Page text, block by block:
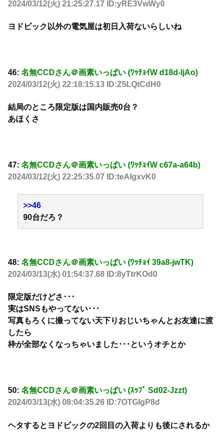
2024/03/12(火) 21:25:27.17 ID:yRE3VwWy0
ヨドビック以外の電気屋は初日入荷ないらしいね
46: 名無CCDさん＠画素いっぱい (ﾜｯﾁｮｲW d18d-ljAo)
2024/03/12(火) 22:18:15.13 ID:Z5LQtCdH0
結局のところ限定版は国内販売0台？
あほくさ
47: 名無CCDさん＠画素いっぱい (ﾜｯﾁｮｲW c67a-a64b)
2024/03/12(火) 22:25:35.07 ID:teAIgxvK0
>>46
90台だろ？
48: 名無CCDさん＠画素いっぱい (ﾜｯﾁｮｲ 39a8-jwTK)
2024/03/13(水) 01:54:37.68 ID:8yTtrKOd0
限定版だけどさ･･･
実はSNSもやってない･･･
写真もろくに撮ってない天下りおじいちゃんとお友達に渡
したら
枠が全部なくなっちゃいました･･･というオチとか
50: 名無CCDさん＠画素いっぱい (ｽｯﾌﾟ Sd02-Jzzt)
2024/03/13(水) 08:04:35.26 ID:7OTGIgP8d
ヘタするとヨドビックの2回目の入荷よりも後にされるか